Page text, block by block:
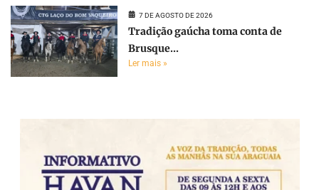
7 DE AGOSTO DE 2026
Tradição gaúcha toma conta de
Brusque...
Ler mais »